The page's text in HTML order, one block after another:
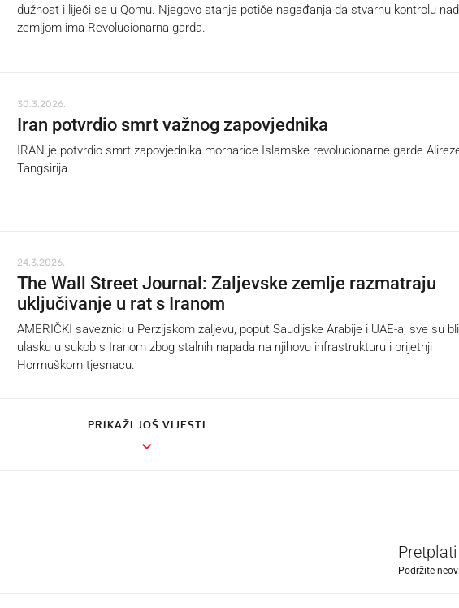
dužnost i liječi se u Qomu. Njegovo stanje potiče nagađanja da stvarnu kontrolu nad
zemljom ima Revolucionarna garda.
30.3.2026.
Iran potvrdio smrt važnog zapovjednika
IRAN je potvrdio smrt zapovjednika mornarice Islamske revolucionarne garde
Tangsirija.
24.3.2026.
The Wall Street Journal: Zaljevske zemlje razmatraju
uključivanje u rat s Iranom
AMERIČKI saveznici u Perzijskom zaljevu, poput Saudijske Arabije i UAE-a, sve su
ulasku u sukob s Iranom zbog stalnih napada na njihovu infrastrukturu i prijetnji
Hormuškom tjesnacu.
PRIKAŽI JOŠ VIJESTI
Podržite